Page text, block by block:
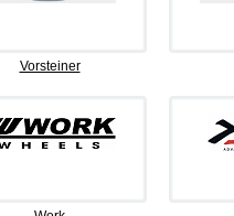
Vorsteiner